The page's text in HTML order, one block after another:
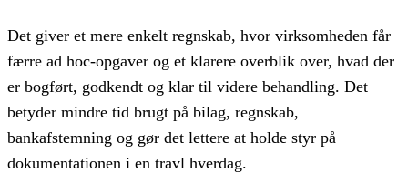
Det giver et mere enkelt regnskab, hvor virksomheden får
færre ad hoc-opgaver og et klarere overblik over, hvad der
er bogført, godkendt og klar til videre behandling. Det
betyder mindre tid brugt på bilag, regnskab,
bankafstemning og gør det lettere at holde styr på
dokumentationen i en travl hverdag.